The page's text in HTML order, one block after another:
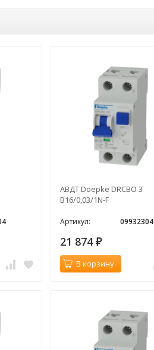
АВДТ Doepke DRCBO 3
B16/0,03/1N-F
Артикул: 09932304
21 874 ₽
В корзину